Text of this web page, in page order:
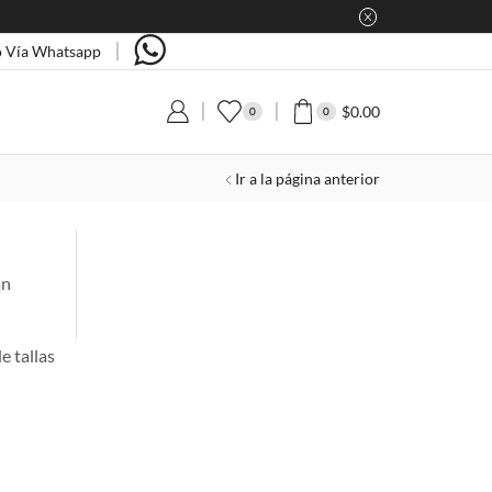
Vía Whatsapp
0 0 $0.00
Ir a la página anterior
tallas